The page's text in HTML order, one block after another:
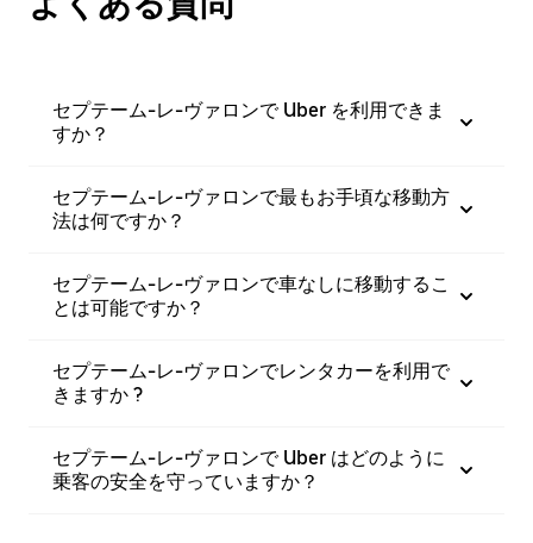
セプテーム-レ-ヴァロンで Uber を利用できま
すか？
セプテーム-レ-ヴァロンで最もお手頃な移動方
法は何ですか？
セプテーム-レ-ヴァロンで車なしに移動するこ
とは可能ですか？
セプテーム-レ-ヴァロンでレンタカーを利用で
きますか ?
セプテーム-レ-ヴァロンで Uber はどのように
乗客の安全を守っていますか？